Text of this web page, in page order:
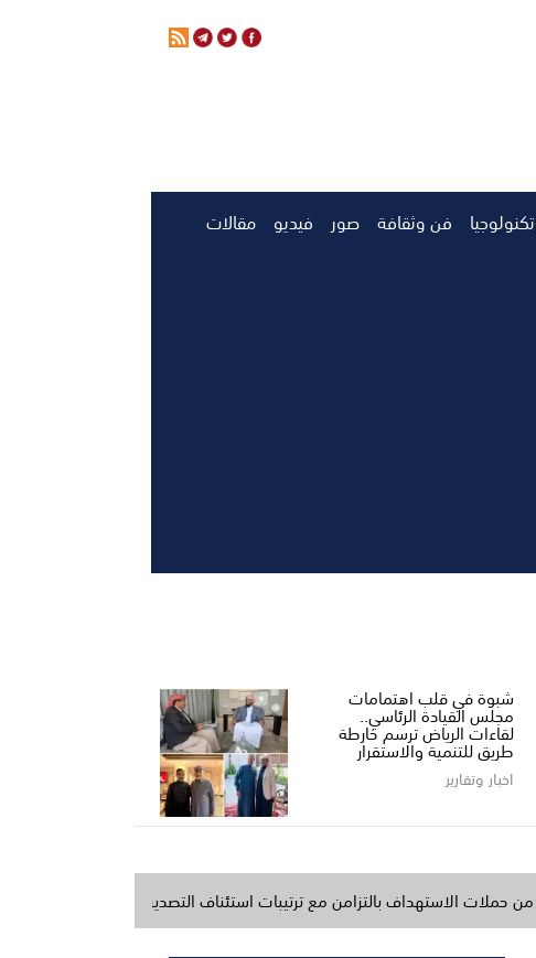
فن وثقافة صور فيديو مقالات
شبوة في قلب اهتمامات
مجلس القيادة الرئاسي..
لقاءات الرياض ترسم خارطة
طريق للتنمية والاستقرار
اخبار وتقارير
بالتزامن مع ترتيبات استئناف التصدير محافظ المهرة ووزيرا